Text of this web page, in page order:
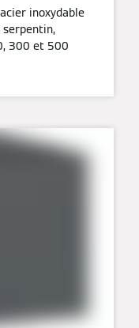
inoxydable
serpentin,
300 et 500